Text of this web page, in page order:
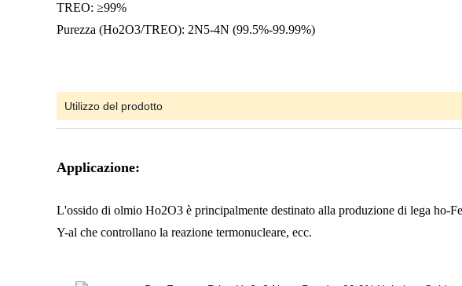
TREO: ≥99%
Purezza (Ho2O3/TREO): 2N5-4N (99.5%-99.99%)
Utilizzo del prodotto
Applicazione:
L'ossido di olmio Ho2O3 è principalmente destinato alla produzione di lega ho-
Y-al che controllano la reazione termonucleare, ecc.